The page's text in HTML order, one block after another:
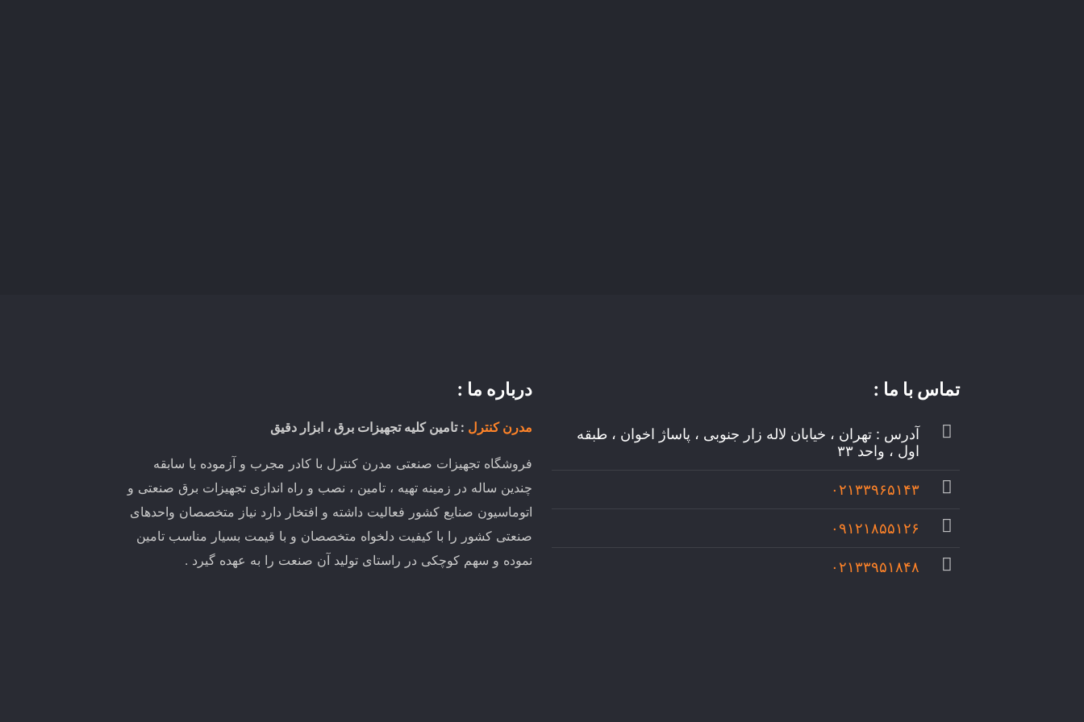
تماس با ما :
آدرس : تهران ، خیابان لاله زار جنوبی ، پاساژ اخوان ، طبقه
اول ، واحد ۳۳
۰۲۱۳۳۹۶۵۱۴۳
۰۹۱۲۱۸۵۵۱۲۶
۰۲۱۳۳۹۵۱۸۴۸
درباره ما :
مدرن کنترل : تامین کلیه تجهیزات برق ، ابزار دقیق
فروشگاه تجهیزات صنعتی مدرن کنترل با کادر مجرب و آزموده با سابقه
چندین ساله در زمینه تهیه ، تامین ، نصب و راه اندازی تجهیزات برق صنعتی و
اتوماسیون صنایع کشور فعالیت داشته و افتخار دارد نیاز متخصصان واحدهای
صنعتی کشور را با کیفیت دلخواه متخصصان و با قیمت بسیار مناسب تامین
نموده و سهم کوچکی در راستای تولید آن صنعت را به عهده گیرد .